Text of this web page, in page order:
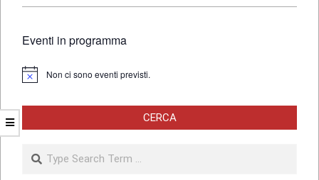
Eventi in programma
Notice Non ci sono eventi previsti.
CERCA
Search